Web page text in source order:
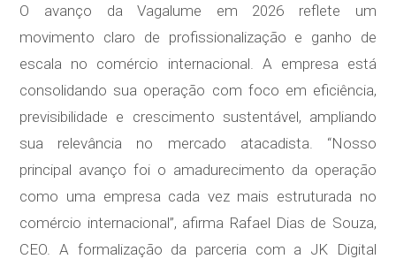
O avanço da Vagalume em 2026 reflete um
movimento claro de profissionalização e ganho de
escala no comércio internacional. A empresa está
consolidando sua operação com foco em eficiência,
previsibilidade e crescimento sustentável, ampliando
sua relevância no mercado atacadista. “Nosso
principal avanço foi o amadurecimento da operação
como uma empresa cada vez mais estruturada no
comércio internacional”, afirma Rafael Dias de Souza,
CEO. A formalização da parceria com a JK Digital